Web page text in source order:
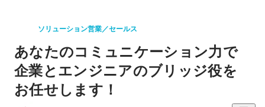
ソリューション営業／セールス
あなたのコミュニケーション力で
企業とエンジニアのブリッジ役を
お任せします！